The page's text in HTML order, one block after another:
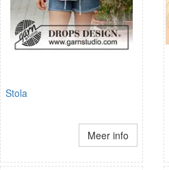
Stola
Meer info